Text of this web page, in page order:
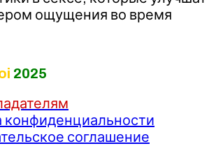
ощущения во время
2025
конфиденциальности
соглашение